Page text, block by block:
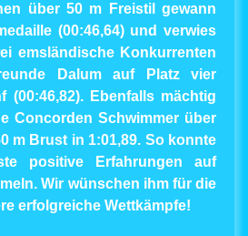
über 50 m Freistil gewann
(00:46,64) und verwies
emsländische Konkurrenten
Dalum auf Platz vier
(00:46,82). Ebenfalls mächtig
Concorden Schwimmer über
m Brust in 1:01,89. So konnte
positive Erfahrungen auf
Wir wünschen ihm für die
erfolgreiche Wettkämpfe!